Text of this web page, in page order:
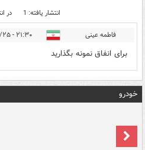
انتشار یافته: 1 در
فاطمه عینی ۲۱:۳۰ - ۱۴۰۱/۱۱/۲۵
برای انفاق نمونه بگذارید
خودرو